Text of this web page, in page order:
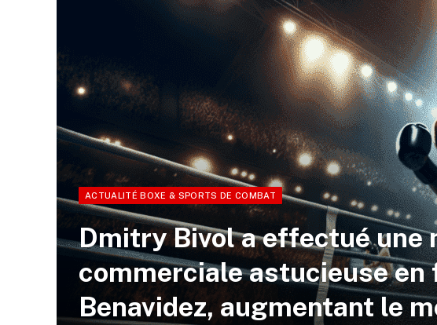
ACTUALITÉ BOXE & SPORTS DE COMBAT
Dmitry Bivol a effectué une
commerciale astucieuse
Benavidez, augmentant le